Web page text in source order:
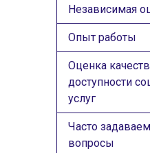
Независимая
Опыт работы
Оценка
доступности
услуг
Часто
вопросы